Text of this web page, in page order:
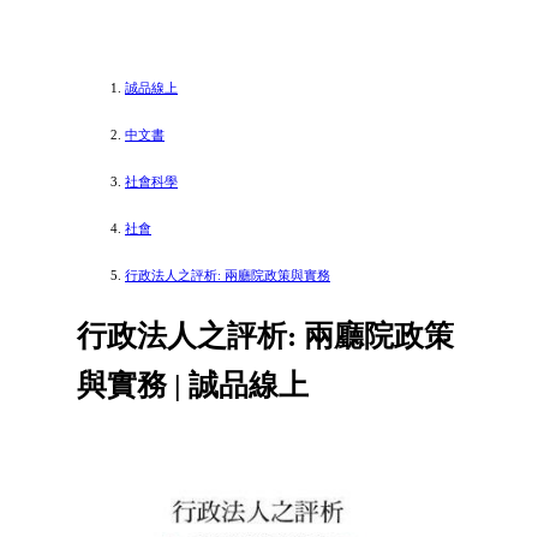
誠品線上
中文書
社會科學
社會
行政法人之評析: 兩廳院政策與實務
行政法人之評析: 兩廳院政策
與實務 | 誠品線上